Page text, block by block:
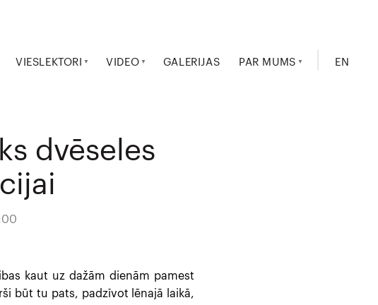
EN
VIESLEKTORI VIDEO GALERIJAS PAR MUMS
dvēseles
kaut uz dažām dienām pamest
būt tu pats, padzīvot lēnajā laikā,